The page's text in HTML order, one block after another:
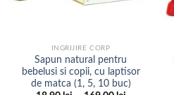
INGRIJIRE CORP
Sapun natural pentru
bebelusi si copii, cu laptisor
de matca (1, 5, 10 buc)